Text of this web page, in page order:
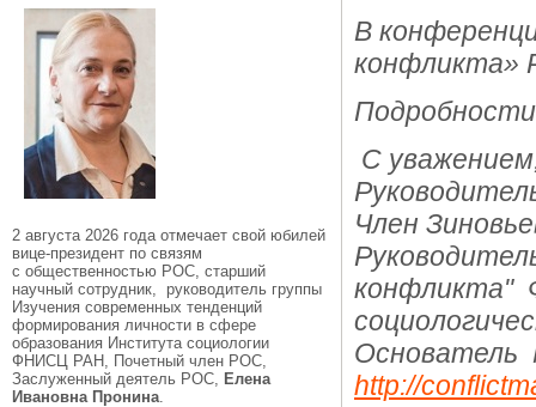
2 августа 2026 года отмечает свой юбилей
вице-президент по связям
с общественностью РОС, старший
научный сотрудник, руководитель группы
Изучения современных тенденций
формирования личности в сфере
образования Института социологии
ФНИСЦ РАН, Почетный член РОС,
Заслуженный деятель РОС, Елена
Ивановна Пронина.
В
С
Член
конфликта"
Основатель
http://